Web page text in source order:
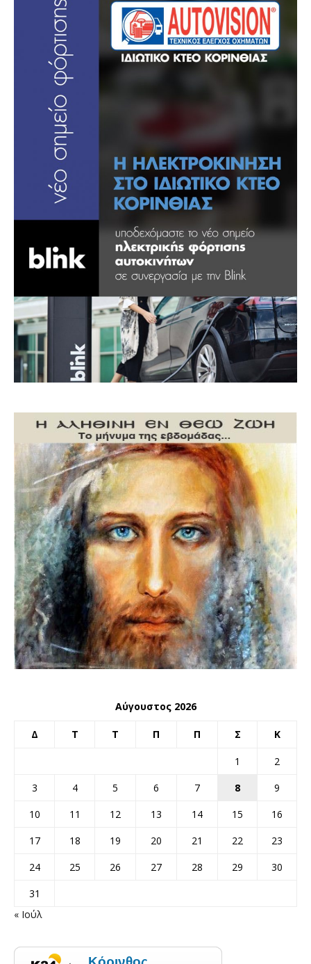
Αύγουστος 2026
Δ Τ Τ Π Π Σ Κ
1
2
3
4 5 6 7 8
9
10
11 12 13 14 15
16
17
18 19 20 21 22
23
24
25 26 27 28 29
30
31
« Ιούλ